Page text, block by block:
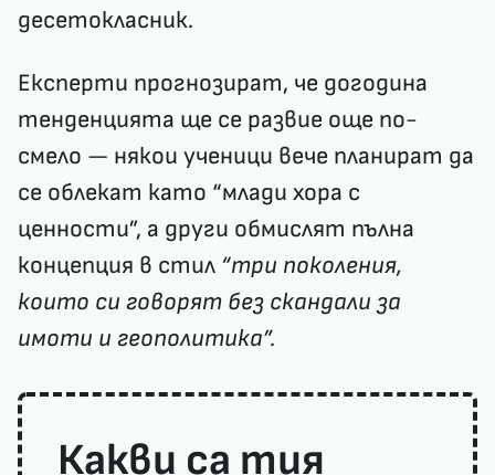
десетокласник.
Експерти прогнозират, че догодина
тенденцията ще се развие още по-
смело — някои ученици вече планират да
се облекат като “млади хора с
ценности”, а други обмислят пълна
концепция в стил “три поколения,
които си говорят без скандали за
имоти и геополитика”.
Какви са тия